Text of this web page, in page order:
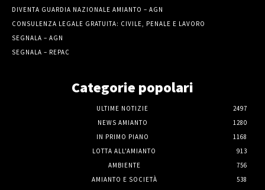
DIVENTA GUARDIA NAZIONALE AMIANTO – AGN
CONSULENZA LEGALE GRATUITA: CIVILE, PENALE E LAVORO
SEGNALA – AGN
SEGNALA – REPAC
Categorie popolari
ULTIME NOTIZIE
2497
NEWS AMIANTO
1280
IN PRIMO PIANO
1168
LOTTA ALL'AMIANTO
913
AMBIENTE
756
AMIANTO E SOCIETÀ
538